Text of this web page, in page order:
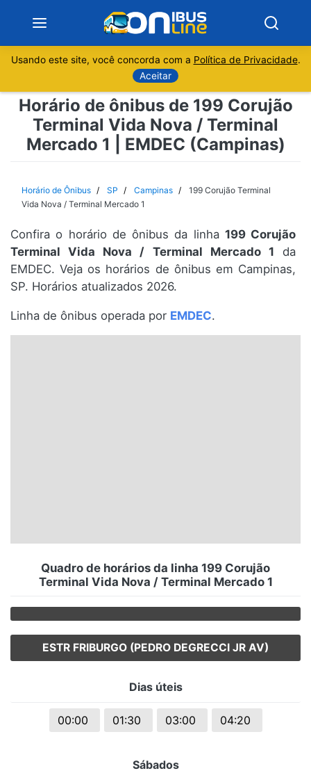
Sobre
Minas Gerais
Espírito Santo
Paraná
Santa Catarina
Usando este site, você concorda com a Política de Privacidade.
Aceitar
Horário de ônibus de 199 Corujão
Terminal Vida Nova / Terminal
Mercado 1 | EMDEC (Campinas)
Horário de Ônibus SP Campinas
199 Corujão Terminal
Vida Nova / Terminal Mercado 1
Confira o horário de ônibus da linha 199 Corujão
Terminal Vida Nova / Terminal Mercado 1 da
EMDEC. Veja os horários de ônibus em Campinas,
SP. Horários atualizados 2026.
Linha de ônibus operada por EMDEC.
Quadro de horários da linha 199 Corujão
Terminal Vida Nova / Terminal Mercado 1
ESTR FRIBURGO (PEDRO DEGRECCI JR AV)
Dias úteis
00:00 01:30 03:00 04:20
Sábados